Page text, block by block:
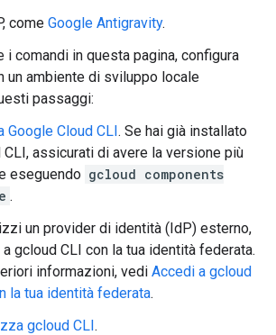
come Google Antigravity.
i comandi in questa pagina, configura
un ambiente di sviluppo locale
passaggi:
Google Cloud CLI. Se hai già installato
CLI, assicurati di avere la versione più
eseguendo gcloud components
.
un provider di identità (IdP) esterno,
gcloud CLI con la tua identità federata.
informazioni, vedi Accedi a gcloud
la tua identità federata.
gcloud CLI.